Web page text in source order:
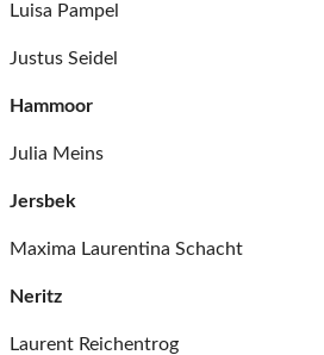
Luisa Pampel
Justus Seidel
Hammoor
Julia Meins
Jersbek
Maxima Laurentina Schacht
Neritz
Laurent Reichentrog